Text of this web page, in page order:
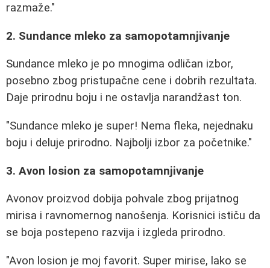
razmaže."
2. Sundance mleko za samopotamnjivanje
Sundance mleko je po mnogima odličan izbor,
posebno zbog pristupačne cene i dobrih rezultata.
Daje prirodnu boju i ne ostavlja narandžast ton.
"Sundance mleko je super! Nema fleka, nejednaku
boju i deluje prirodno. Najbolji izbor za početnike."
3. Avon losion za samopotamnjivanje
Avonov proizvod dobija pohvale zbog prijatnog
mirisa i ravnomernog nanošenja. Korisnici ističu da
se boja postepeno razvija i izgleda prirodno.
"Avon losion je moj favorit. Super mirise, lako se